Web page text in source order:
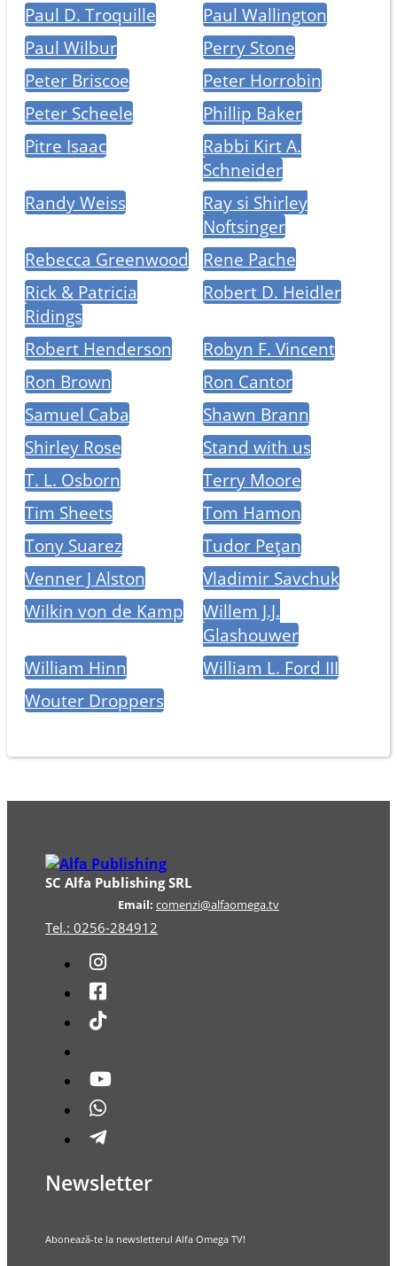
Paul D. Troquille
Paul Wallington
Paul Wilbur
Perry Stone
Peter Briscoe
Peter Horrobin
Peter Scheele
Phillip Baker
Pitre Isaac
Rabbi Kirt A.
Schneider
Randy Weiss
Ray si Shirley
Noftsinger
Rebecca Greenwood
Rene Pache
Rick & Patricia
Ridings
Robert D. Heidler
Robert Henderson
Robyn F. Vincent
Ron Brown
Ron Cantor
Samuel Caba
Shawn Brann
Shirley Rose
Stand with us
T. L. Osborn
Terry Moore
Tim Sheets
Tom Hamon
Tony Suarez
Tudor Pețan
Venner J Alston
Vladimir Savchuk
Wilkin von de Kamp
Willem J.J.
Glashouwer
William Hinn
William L. Ford III
Wouter Droppers
SC Alfa Publishing SRL
Email: comenzi@alfaomega.tv
Tel.: 0256-284912
Newsletter
Abonează-te la newsletterul Alfa Omega TV!